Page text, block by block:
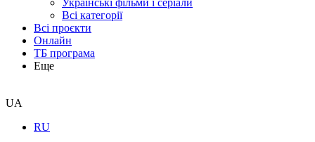
Українські фільми і серіали
Всі категорії
Всі проєкти
Онлайн
ТБ програма
Еще
UA
RU